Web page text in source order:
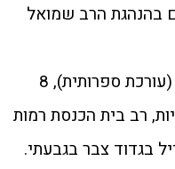
בהנהגת הרב שמואל
(44) נשוי לצהלה (עורכת ספרותית), 8
רב בית הכנסת רמות
בגדוד צבר בגבעתי.